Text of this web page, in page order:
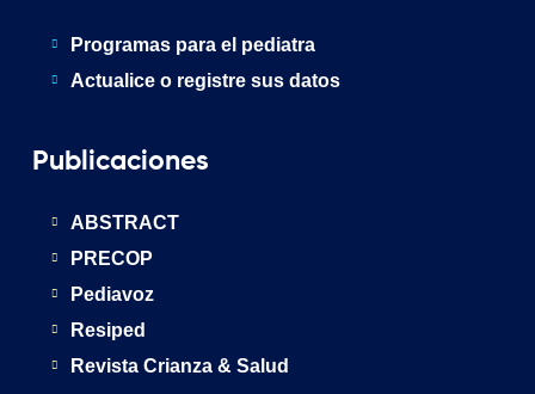
Programas para el pediatra
Actualice o registre sus datos
Publicaciones
ABSTRACT
PRECOP
Pediavoz
Resiped
Revista Crianza & Salud